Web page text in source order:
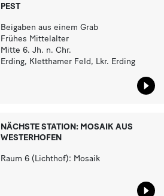
PEST
Beigaben aus einem Grab
Frühes Mittelalter
Mitte 6. Jh. n. Chr.
Erding, Kletthamer Feld, Lkr. Erding
NÄCHSTE STATION: MOSAIK AUS
WESTERHOFEN
Raum 6 (Lichthof): Mosaik